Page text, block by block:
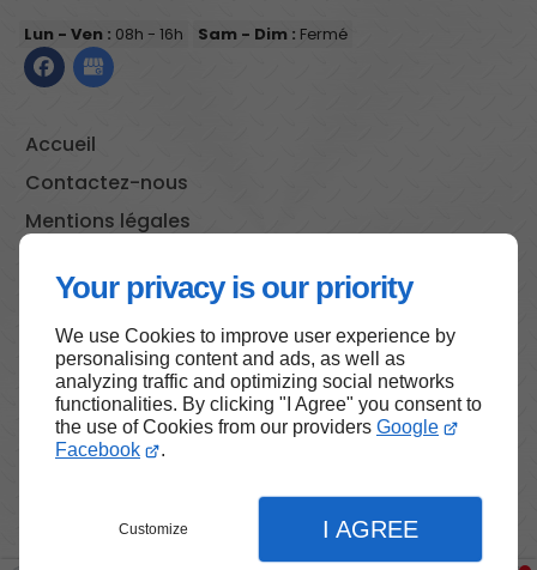
Your privacy is our priority
We use Cookies to improve user experience by
personalising content and ads, as well as
analyzing traffic and optimizing social networks
functionalities. By clicking "I Agree" you consent to
the use of Cookies from our providers Google
Facebook
.
Customize I AGREE
Lun - Ven : 08h - 16h Sam - Dim : Fermé
Accueil
Contactez-nous
Mentions légales
Haut de page